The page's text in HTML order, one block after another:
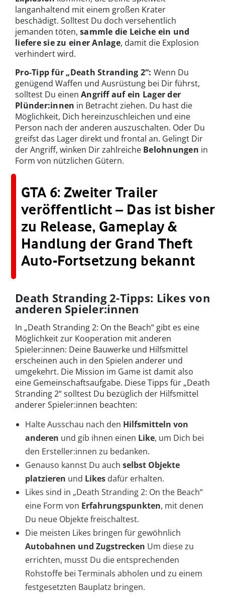
langanhaltend mit einem großen Krater
beschädigt. Solltest Du doch versehentlich
jemanden töten, sammle die Leiche ein und
liefere sie zu einer Anlage, damit die Explosion
verhindert wird.
Pro-Tipp für „Death Stranding 2“: Wenn Du
genügend Waffen und Ausrüstung bei Dir führst,
solltest Du einen Angriff auf ein Lager der
Plünder:innen in Betracht ziehen. Du hast die
Möglichkeit, Dich hereinzuschleichen und eine
Person nach der anderen auszuschalten. Oder Du
greifst das Lager direkt und frontal an. Gelingt Dir
der Angriff, winken Dir zahlreiche Belohnungen in
Form von nützlichen Gütern.
GTA 6: Zweiter Trailer
veröffentlicht – Das ist bisher
zu Release, Gameplay &
Handlung der Grand Theft
Auto-Fortsetzung bekannt
Death Stranding 2-Tipps: Likes von
anderen Spieler:innen
In „Death Stranding 2: On the Beach“ gibt es eine
Möglichkeit zur Kooperation mit anderen
Spieler:innen: Deine Bauwerke und Hilfsmittel
erscheinen auch in den Spielen anderer und
umgekehrt. Die Mission im Game ist damit also
eine Gemeinschaftsaufgabe. Diese Tipps für „Death
Stranding 2“ solltest Du bezüglich der Hilfsmittel
anderer Spieler:innen beachten:
Halte Ausschau nach den Hilfsmitteln von
anderen und gib ihnen einen Like, um Dich bei
den Ersteller:innen zu bedanken.
Genauso kannst Du auch selbst Objekte
platzieren und Likes dafür erhalten.
Likes sind in „Death Stranding 2: On the Beach“
eine Form von Erfahrungspunkten, mit denen
Du neue Objekte freischaltest.
Die meisten Likes bringen für gewöhnlich
Autobahnen und Zugstrecken Um diese zu
errichten, musst Du die entsprechenden
Rohstoffe bei Terminals abholen und zu einem
festgesetzten Bauplatz bringen.